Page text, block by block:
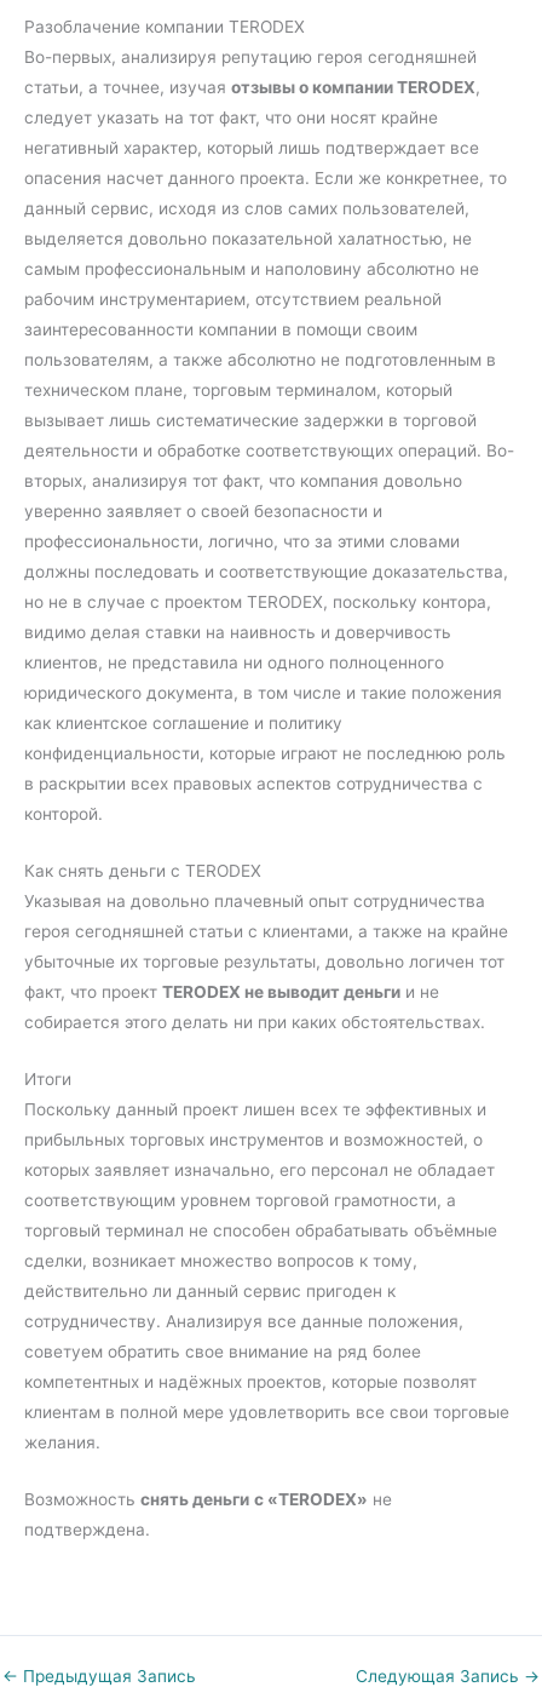
Разоблачение компании TERODEX
Во-первых, анализируя репутацию героя сегодняшней
статьи, а точнее, изучая отзывы о компании TERODEX,
следует указать на тот факт, что они носят крайне
негативный характер, который лишь подтверждает все
опасения насчет данного проекта. Если же конкретнее, то
данный сервис, исходя из слов самих пользователей,
выделяется довольно показательной халатностью, не
самым профессиональным и наполовину абсолютно не
рабочим инструментарием, отсутствием реальной
заинтересованности компании в помощи своим
пользователям, а также абсолютно не подготовленным в
техническом плане, торговым терминалом, который
вызывает лишь систематические задержки в торговой
деятельности и обработке соответствующих операций. Во-
вторых, анализируя тот факт, что компания довольно
уверенно заявляет о своей безопасности и
профессиональности, логично, что за этими словами
должны последовать и соответствующие доказательства,
но не в случае с проектом TERODEX, поскольку контора,
видимо делая ставки на наивность и доверчивость
клиентов, не представила ни одного полноценного
юридического документа, в том числе и такие положения
как клиентское соглашение и политику
конфиденциальности, которые играют не последнюю роль
в раскрытии всех правовых аспектов сотрудничества с
конторой.
Как снять деньги с TERODEX
Указывая на довольно плачевный опыт сотрудничества
героя сегодняшней статьи с клиентами, а также на крайне
убыточные их торговые результаты, довольно логичен тот
факт, что проект TERODEX не выводит деньги и не
собирается этого делать ни при каких обстоятельствах.
Итоги
Поскольку данный проект лишен всех те эффективных и
прибыльных торговых инструментов и возможностей, о
которых заявляет изначально, его персонал не обладает
соответствующим уровнем торговой грамотности, а
торговый терминал не способен обрабатывать объёмные
сделки, возникает множество вопросов к тому,
действительно ли данный сервис пригоден к
сотрудничеству. Анализируя все данные положения,
советуем обратить свое внимание на ряд более
компетентных и надёжных проектов, которые позволят
клиентам в полной мере удовлетворить все свои торговые
желания.
Возможность снять деньги с «TERODEX» не
подтверждена.
← Предыдущая Запись Следующая Запись →